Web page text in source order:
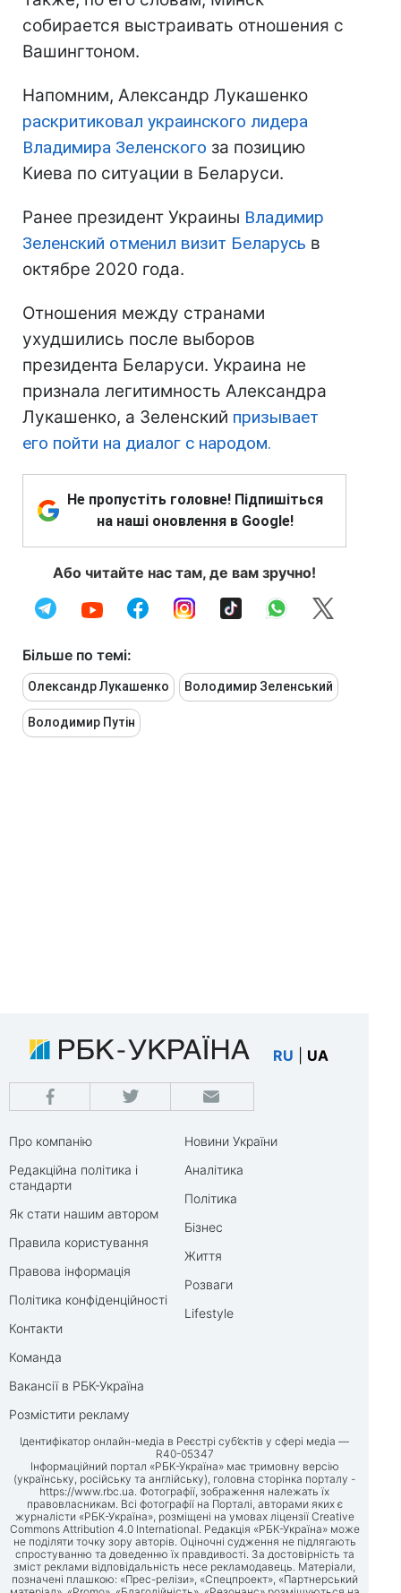
собирается выстраивать отношения с
Вашингтоном.
Напомним, Александр Лукашенко
раскритиковал украинского лидера
Владимира Зеленского за позицию
Киева по ситуации в Беларуси.
Ранее президент Украины Владимир
Зеленский отменил визит Беларусь в
октябре 2020 года.
Отношения между странами
ухудшились после выборов
президента Беларуси. Украина не
признала легитимность Александра
Лукашенко, а Зеленский призывает
его пойти на диалог с народом.
Не пропустіть головне! Підпишіться
на наші оновлення в Google!
Або читайте нас там, де вам зручно!
Більше по темі:
Олександр Лукашенко Володимир Зеленський
Володимир Путін
RU UA
Про компанію
Редакційна політика і
стандарти
Як стати нашим автором
Правила користування
Правова інформація
Політика конфіденційності
Контакти
Команда
Вакансії в РБК-Україна
Розмістити рекламу
Новини України
Аналітика
Політика
Бізнес
Життя
Розваги
Lifestyle
Ідентифікатор онлайн-медіа в Реєстрі суб’єктів у сфері медіа —
R40-05347
Інформаційний портал «РБК-Україна» має тримовну версію
(українську, російську та англійську), головна сторінка порталу -
https://www.rbc.ua. Фотографії, зображення належать їх
правовласникам. Всі фотографії на Порталі, авторами яких є
журналісти «РБК-Україна», розміщені на умовах ліцензії Creative
Commons Attribution 4.0 International. Редакція «РБК-Україна» може
не поділяти точку зору авторів. Оціночні судження не підлягають
спростуванню та доведенню їх правдивості. За достовірність та
зміст реклами відповідальність несе рекламодавець. Матеріали,
позначені плашкою: «Прес-релізи», «Спецпроект», «Партнерський